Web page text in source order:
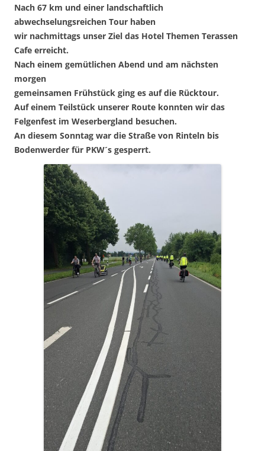
Nach 67 km und einer landschaftlich
abwechselungsreichen Tour haben
wir nachmittags unser Ziel das Hotel Themen Terassen
Cafe erreicht.
Nach einem gemütlichen Abend und am nächsten
morgen
gemeinsamen Frühstück ging es auf die Rücktour.
Auf einem Teilstück unserer Route konnten wir das
Felgenfest im Weserbergland besuchen.
An diesem Sonntag war die Straße von Rinteln bis
Bodenwerder für PKW´s gesperrt.